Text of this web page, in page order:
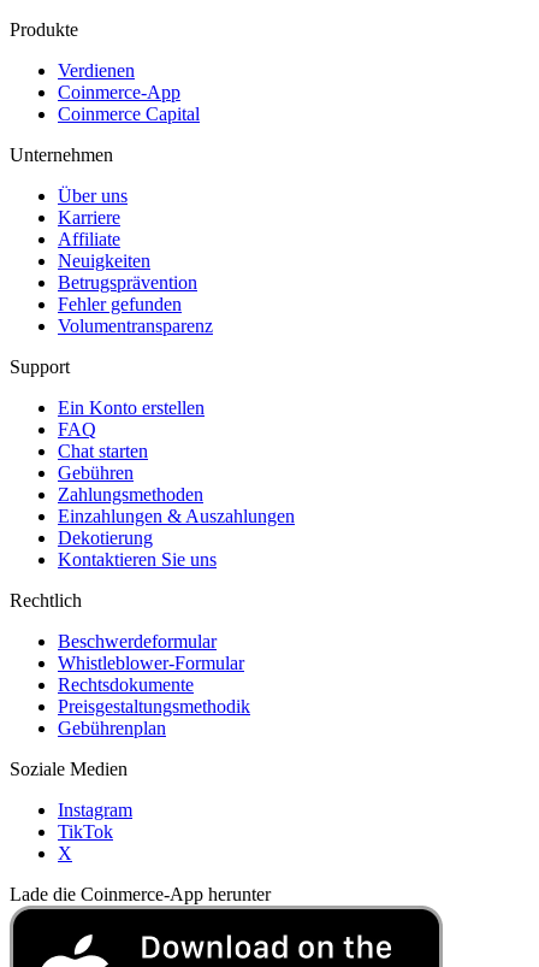
Produkte
Verdienen
Coinmerce-App
Coinmerce Capital
Unternehmen
Über uns
Karriere
Affiliate
Neuigkeiten
Betrugsprävention
Fehler gefunden
Volumentransparenz
Support
Ein Konto erstellen
FAQ
Chat starten
Gebühren
Zahlungsmethoden
Einzahlungen & Auszahlungen
Dekotierung
Kontaktieren Sie uns
Rechtlich
Beschwerdeformular
Whistleblower-Formular
Rechtsdokumente
Preisgestaltungsmethodik
Gebührenplan
Soziale Medien
Instagram
TikTok
X
Lade die Coinmerce-App herunter